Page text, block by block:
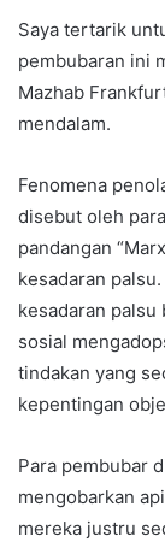
Saya tertarik
pembubaran ini
Mazhab
mendalam.
Fenomena
disebut oleh
pandangan
kesadaran
kesadaran palsu
sosial
tindakan yang
kepentingan
Para pembubar
mengobarkan
mereka justru